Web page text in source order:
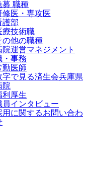
募 職種
修医・専攻医
護部
療技術職
の他の職種
院運営マネジメント
・事務
勤医師
字で見る済生会兵庫県
院
利厚生
員インタビュー
用に関するお問い合わ